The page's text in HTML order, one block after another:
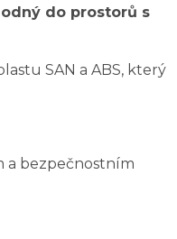
do prostorů s
SAN a ABS, který
a bezpečnostním